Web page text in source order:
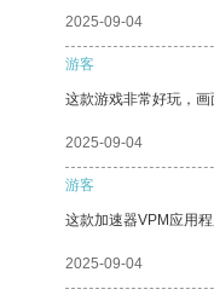
2025-09-04
游客
这款游戏非常好玩，画
2025-09-04
游客
这款加速器VPM应用
2025-09-04